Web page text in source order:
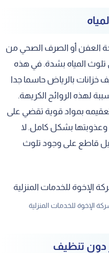
العفن أو الصرف الصحي من
تلوث المياه بشدة. في هذه
خزانات بالرياض حاسما جدا
لهذه الروائح الكريهة.
تعقيمه بمواد قوية تقضي على
وعذوبتها بشكل كامل. لا
دليل قاطع على وجود تلوث
الإخوة للخدمات المنزلية
دون تنظيف